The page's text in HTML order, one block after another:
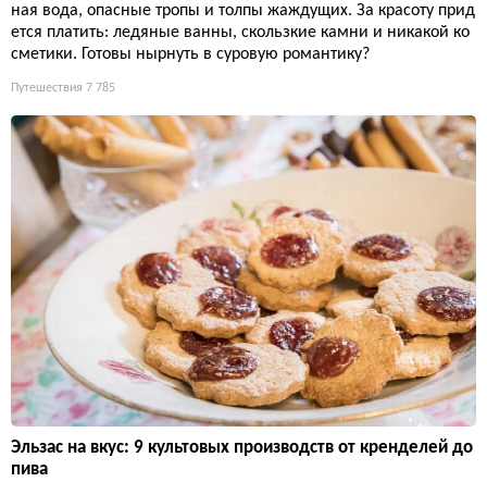
ная вода, опасные тропы и толпы жаждущих. За красоту прид
ется платить: ледяные ванны, скользкие камни и никакой ко
сметики. Готовы нырнуть в суровую романтику?
Путешествия 7 785
Эльзас на вкус: 9 культовых производств от кренделей до
пива